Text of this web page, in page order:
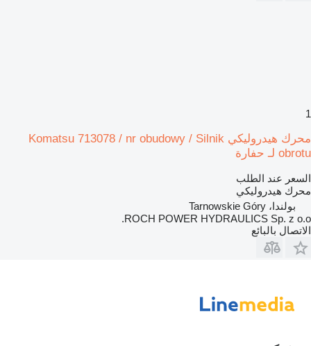
1
محرك هيدروليكي Komatsu 713078 / nr obudowy / Silnik
obrotu لـ حفارة
السعر عند الطلب
محرك هيدروليكي
بولندا، Tarnowskie Góry
ROCH POWER HYDRAULICS Sp. z o.o.
الاتصال بالبائع